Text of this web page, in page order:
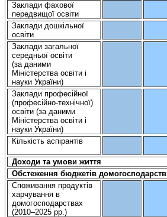
Заклади фахової
передвищої освіти
Заклади дошкільної
освіти
Заклади загальної
середньої освіти
(за даними
Міністерства освітиі
науки України)
Заклади професійної
(професійно-технічної)
освіти(за даними
Міністерства освітиі
науки України)
Кількість аспірантів
Доходи та умови життя
Обстеження бюджетів домогосподарств
Споживання продуктів
харчуванняв
домогосподарствах
(2010–2025 рр.)